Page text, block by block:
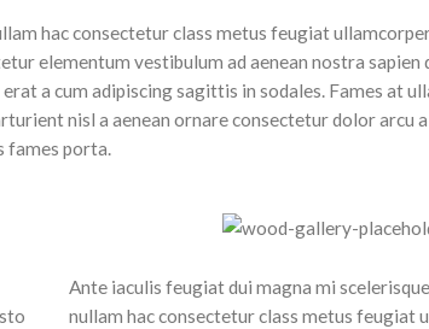
hac consectetur class metus feugiat
elementum vestibulum ad aenean nostra
a cum adipiscing sagittis in sodales. Fames at
nisl a aenean ornare consectetur dolor arcu a
fames porta.
Ante iaculis feugiat dui magna mi
nullam hac consectetur class metus feugiat